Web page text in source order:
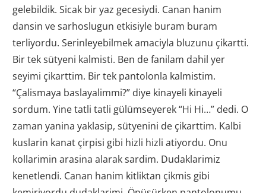
gelebildik. Sicak bir yaz gecesiydi. Canan hanim
dansin ve sarhoslugun etkisiyle buram buram
terliyordu. Serinleyebilmek amaciyla bluzunu çikartti.
Bir tek sütyeni kalmisti. Ben de fanilam dahil yer
seyimi çikarttim. Bir tek pantolonla kalmistim.
“Çalismaya baslayalimmi?” diye kinayeli kinayeli
sordum. Yine tatli tatli gülümseyerek “Hi Hi…” dedi. O
zaman yanina yaklasip, sütyenini de çikarttim. Kalbi
kuslarin kanat çirpisi gibi hizli hizli atiyordu. Onu
kollarimin arasina alarak sardim. Dudaklarimiz
kenetlendi. Canan hanim kitliktan çikmis gibi